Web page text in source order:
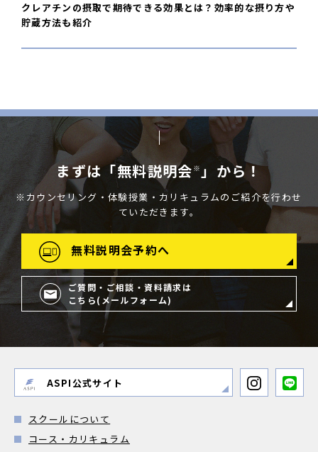
クレアチンの摂取で期待できる効果とは？効率的な摂り方や
貯蔵方法も紹介
まずは「無料説明会 ※ 」から！
※カウンセリング・体験授業・カリキュラムのご紹介を行わせ
ていただきます。
無料説明会予約へ
ご質問・ご相談・資料請求は
こちら(メールフォーム)
ASPI公式サイト
スクールについて
コース・カリキュラム